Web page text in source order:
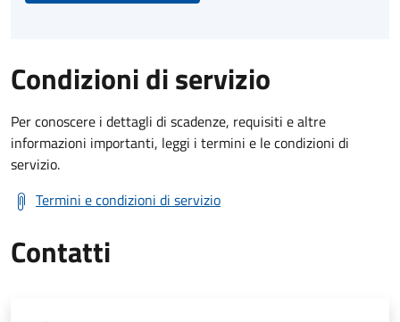
Condizioni di servizio
Per conoscere i dettagli di scadenze, requisiti e altre
informazioni importanti, leggi i termini e le condizioni di
servizio.
Termini e condizioni di servizio
Contatti